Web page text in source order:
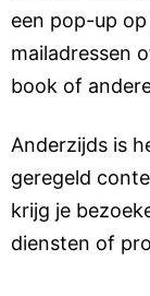
een pop-up
mailadressen
book of
Anderzijds is
geregeld
krijg je
diensten of